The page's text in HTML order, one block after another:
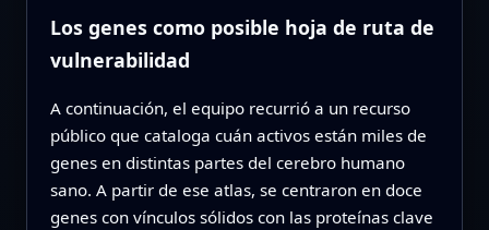
Los genes como posible hoja de ruta de
vulnerabilidad
A continuación, el equipo recurrió a un recurso
público que cataloga cuán activos están miles de
genes en distintas partes del cerebro humano
sano. A partir de ese atlas, se centraron en doce
genes con vínculos sólidos con las proteínas clave